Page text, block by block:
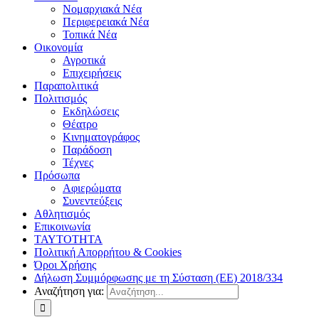
Νομαρχιακά Νέα
Περιφερειακά Νέα
Τοπικά Νέα
Οικονομία
Αγροτικά
Επιχειρήσεις
Παραπολιτικά
Πολιτισμός
Εκδηλώσεις
Θέατρο
Κινηματογράφος
Παράδοση
Τέχνες
Πρόσωπα
Αφιερώματα
Συνεντεύξεις
Αθλητισμός
Επικοινωνία
ΤΑΥΤΟΤΗΤΑ
Πολιτική Απορρήτου & Cookies
Όροι Χρήσης
Δήλωση Συμμόρφωσης με τη Σύσταση (ΕΕ) 2018/334
Αναζήτηση για: